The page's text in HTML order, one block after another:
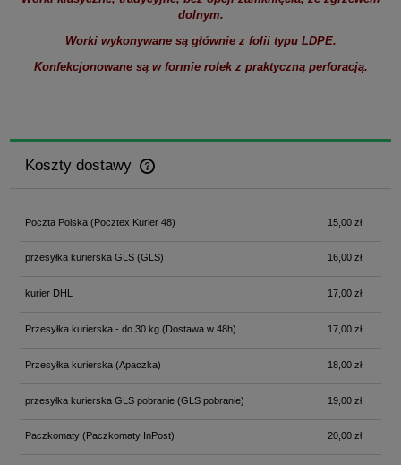
dolnym.
Worki wykonywane są głównie z folii typu LDPE.
Konfekcjonowane są w formie rolek z praktyczną perforacją.
Koszty dostawy
Cena nie zawiera ewentualnych kosztów płatności
Poczta Polska(Pocztex Kurier 48) 15,00 zł
przesyłka kurierska GLS(GLS) 16,00 zł
kurier DHL 17,00 zł
Przesyłka kurierska - do 30 kg(Dostawa w 48h) 17,00 zł
Przesyłka kurierska (Apaczka) 18,00 zł
przesyłka kurierska GLS pobranie(GLS pobranie) 19,00 zł
Paczkomaty(Paczkomaty InPost) 20,00 zł